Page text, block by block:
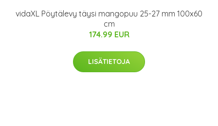
vidaXL Pöytälevy täysi mangopuu 25-27 mm 100x60
cm
174.99 EUR
LISÄTIETOJA